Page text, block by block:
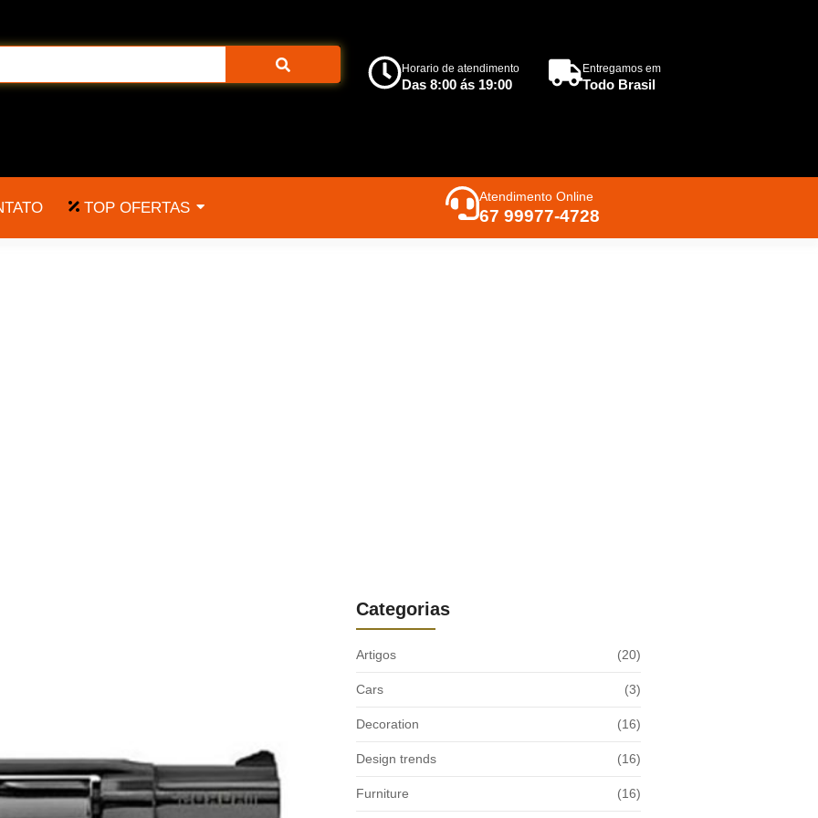
Horario de atendimento
Das 8:00 ás 19:00
Entregamos em
Todo Brasil
TOP OFERTAS
Atendimento Online
67 99977-4728
Categorias
Artigos (20)
Cars (3)
Decoration (16)
Design trends (16)
Furniture (16)